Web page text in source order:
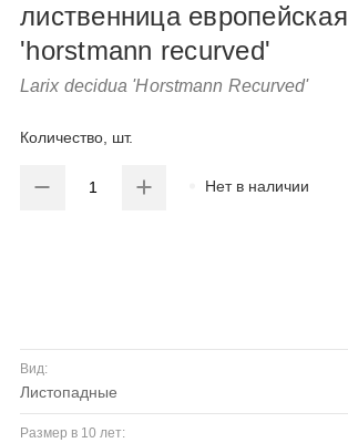
лиственница европейская
'horstmann recurved'
Larix decidua 'Horstmann Recurved'
Количество, шт.
Нет в наличии
Вид:
листопадные
Размер в 10 лет: